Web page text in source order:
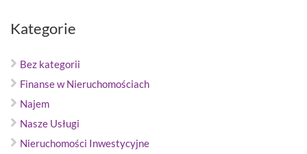
Kategorie
Bez kategorii
Finanse w Nieruchomościach
Najem
Nasze Usługi
Nieruchomości Inwestycyjne